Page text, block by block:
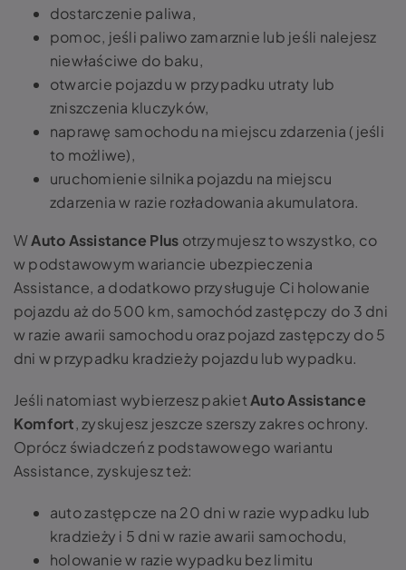
dostarczenie paliwa,
pomoc, jeśli paliwo zamarznie lub jeśli nalejesz
niewłaściwe do baku,
otwarcie pojazdu w przypadku utraty lub
zniszczenia kluczyków,
naprawę samochodu na miejscu zdarzenia (jeśli
to możliwe),
uruchomienie silnika pojazdu na miejscu
zdarzenia w razie rozładowania akumulatora.
WAuto Assistance Plus otrzymujesz to wszystko, co
w podstawowym wariancie ubezpieczenia
Assistance, a dodatkowo przysługuje Ci holowanie
pojazdu aż do 500 km, samochód zastępczy do 3 dni
w razie awarii samochodu oraz pojazd zastępczy do 5
dni w przypadku kradzieży pojazdu lub wypadku.
Jeśli natomiast wybierzesz pakietAuto Assistance
Komfort, zyskujesz jeszcze szerszy zakres ochrony.
Oprócz świadczeń z podstawowego wariantu
Assistance, zyskujesz też:
auto zastępcze na 20 dni w razie wypadku lub
kradzieży i 5 dni w razie awarii samochodu,
holowanie w razie wypadku bez limitu